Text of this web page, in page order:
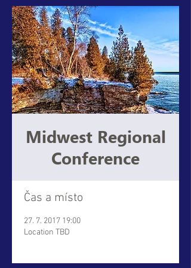
Midwest Regional
Conference
Čas a místo
27. 7. 2017 19:00
Location TBD